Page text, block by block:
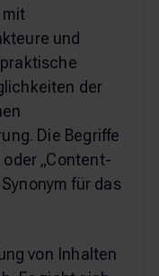
mit
und
der
Die Begriffe
oder „Content-
für das
von Inhalten